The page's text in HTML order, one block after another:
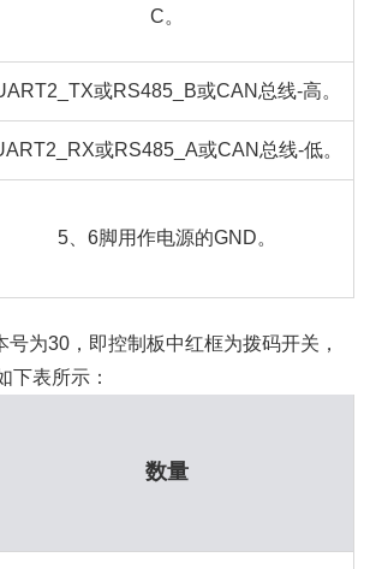
C。
或RS485_B或CAN总线-高。
或RS485_A或CAN总线-低。
5、6脚用作电源的GND。
为30，即控制板中红框为拨码开关，
下表所示：
数量